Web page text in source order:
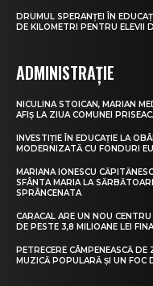
DRUMUL SPERANȚEI ÎN
DE KILOMETRI PENTRU ELEVII
ADMINISTRAȚIE
NICULINA STOICAN, MARIAN
AFIȘ LA ZIUA COMUNEI
INVESTIȚIE ÎN EDUCAȚIE LA
MODERNIZATĂ CU FONDURI
MARIANA IONESCU
SFÂNTA MARIA LA
SPRÂNCENATA
CARACAL ARE UN NOU
DE PESTE 3,8 MILIOANE LEI
PETRECERE CÂMPENEASCĂ
MUZICĂ POPULARĂ ȘI UN FOC